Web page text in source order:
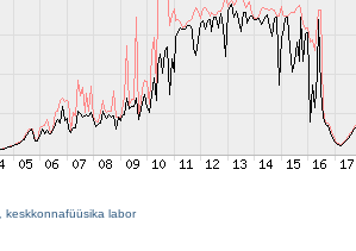
keskkonnafüüsika labor